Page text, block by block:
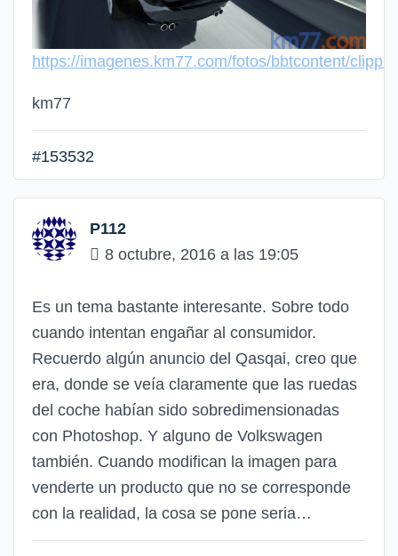
https://imagenes.km77.com/fotos/bbtcontent/
km77
#153532
P112
8 octubre, 2016 a las 19:05
Es un tema bastante interesante. Sobre todo
cuando intentan engañar al consumidor.
Recuerdo algún anuncio del Qasqai, creo que
era, donde se veía claramente que las ruedas
del coche habían sido sobredimensionadas
con Photoshop. Y alguno de Volkswagen
también. Cuando modifican la imagen para
venderte un producto que no se corresponde
con la realidad, la cosa se pone seria…